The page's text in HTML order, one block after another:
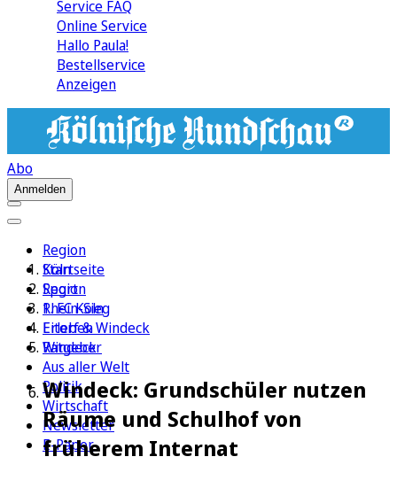
Service FAQ
Online Service
Hallo Paula!
Bestellservice
Anzeigen
Abo
Anmelden
Region
Köln
Sport
1. FC Köln
Erleben
Ratgeber
Aus aller Welt
Politik
Wirtschaft
Newsletter
E-Paper
Startseite
Region
Rhein-Sieg
Eitorf & Windeck
Windeck
Windeck: Grundschüler nutzen
Räume und Schulhof von
früherem Internat